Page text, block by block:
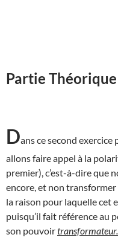
Partie Théorique
Dans ce second
allons faire appel à la
premier), c’est-à-dire que
encore, et non transformer
la raison pour laquelle cet
puisqu’il fait référence au
son pouvoirtransformateur.